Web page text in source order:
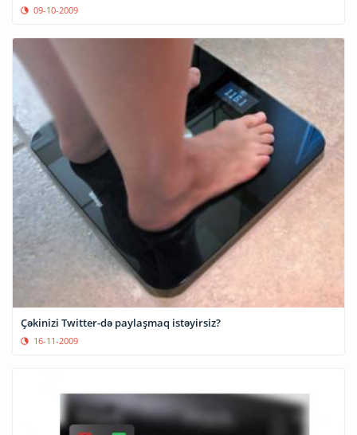
09-10-2009
Çəkinizi Twitter-də paylaşmaq istəyirsiz?
16-11-2009